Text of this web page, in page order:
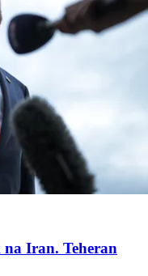
na Iran. Teheran